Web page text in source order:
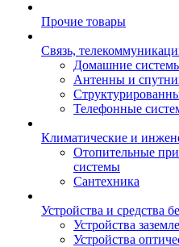
Прочие товары
Связь,
Домашние
Антенны и
Телефонные
Климатические и
Отопительные
системы
Сантехника
Устройства и средства
Устройства
Устройства